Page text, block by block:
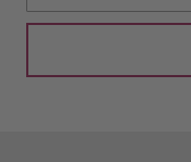
saņemšanai: